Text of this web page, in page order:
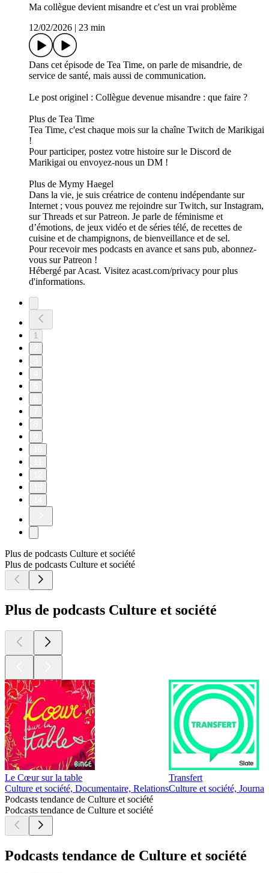
Ma collègue devient misandre et c'est un vrai problème
12/02/2026
23 min
Dans cet épisode de Tea Time, on parle de misandrie, de
service de santé, mais aussi de communication.
Le post originel : Collègue devenue misandre : que faire ?
Plus de Tea Time
Tea Time, c'est chaque mois sur la chaîne Twitch de Marikigai
!
Pour participer, postez votre histoire sur le Discord de
Marikigai ou envoyez-nous un DM !
Plus de Mymy Haegel
Dans la vie, je suis créatrice de contenu indépendante sur
Internet ; vous pouvez me rejoindre sur Twitch, sur Instagram,
sur Threads et sur Patreon. Je parle de féminisme et
d’émotions, de jeux vidéo et de séries télé, de recettes de
cuisine et de champignons, de bienveillance et de sel.
Pour recevoir mes podcasts en avance et sans pub, abonnez-
vous sur Patreon !
Hébergé par Acast. Visitez acast.com/privacy pour plus
d'informations.
1
Plus de podcasts Culture et société
Plus de podcasts Culture et société
Plus de podcasts Culture et société
Le Cœur sur la table
Culture et société, Documentaire, Relations
Transfert
Culture et société,
Podcasts tendance de Culture et société
Podcasts tendance de Culture et société
Podcasts tendance de Culture et société